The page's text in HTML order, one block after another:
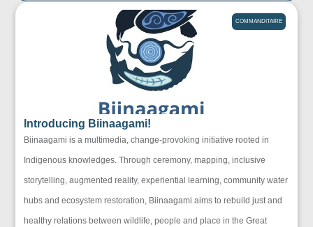
COMMANDITAIRE
Introducing Biinaagami!
Biinaagami is a multimedia, change-provoking initiative rooted in
Indigenous knowledges. Through ceremony, mapping, inclusive
storytelling, augmented reality, experiential learning, community water
hubs and ecosystem restoration, Biinaagami aims to rebuild just and
healthy relations between wildlife, people and place in the Great